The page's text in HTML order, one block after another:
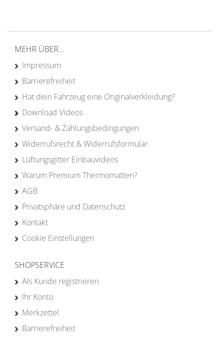
MEHR ÜBER...
Impressum
Barrierefreiheit
Hat dein Fahrzeug eine Originalverkleidung?
Download Videos
Versand- & Zahlungsbedingungen
Widerrufsrecht & Widerrufsformular
Lüftungsgitter Einbauvideos
Warum Premium Thermomatten?
AGB
Privatsphäre und Datenschutz
Kontakt
Cookie Einstellungen
SHOPSERVICE
Als Kunde registrieren
Ihr Konto
Merkzettel
Barrierefreiheit